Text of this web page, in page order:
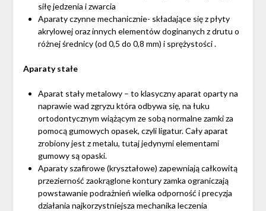
siłę jedzenia i zwarcia
Aparaty czynne mechanicznie- składające się z płyty
akrylowej oraz innych elementów doginanych z drutu o
różnej średnicy (od 0,5 do 0,8 mm) i sprężystości .
Aparaty stałe
Aparat stały metalowy – to klasyczny aparat oparty na
naprawie wad zgryzu która odbywa się, na łuku
ortodontycznym wiążącym ze sobą normalne zamki za
pomocą gumowych opasek, czyli ligatur. Cały aparat
zrobiony jest z metalu, tutaj jedynymi elementami
gumowy są opaski.
Aparaty szafirowe (kryształowe) zapewniają całkowitą
przezierność zaokrąglone kontury zamka ograniczają
powstawanie podrażnień wielka odporność i precyzja
działania najkorzystniejsza mechanika leczenia